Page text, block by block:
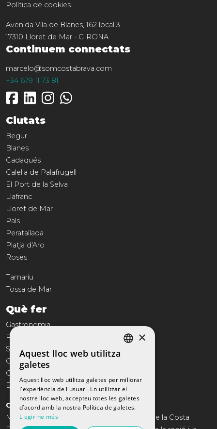
Política de cookies
Avenida Vila de Blanes, 162 local 3
17310 Lloret de Mar - GIRONA
Continuem connectats
marcelo@somcostabrava.com
+34 679 11 73 81
Ciutats
Begur
Blanes
Cadaqués
Calella de Palafrugell
El Port de la Selva
Llafranc
Lloret de Mar
Pals
Peratallada
Platja d'Aro
Roses
Tamariu
Tossa de Mar
Què fer
Gastronomia
Reportatges
Serveis
Comerç
Cultura
Entreteniment
COSTA BRAVA TRAVEL
Més de 10 anys oferint el catàleg anual sobre la Costa
ENGLISH
FRENCH
×
Aquest lloc web utilitza
galetes
Aquest lloc web utilitza galetes per millorar
l'experiència de l'usuari. En utilitzar el
nostre lloc web, accepteu totes les galetes
d’acord amb la nostra Política de galetes.
Llegir-ne més